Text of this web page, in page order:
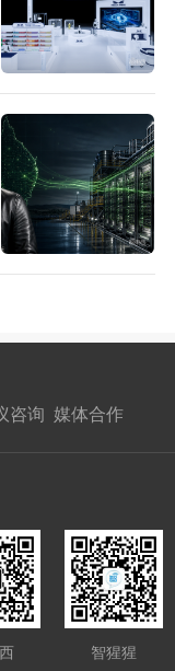
咨询 媒体合作
接开聊
智猩猩